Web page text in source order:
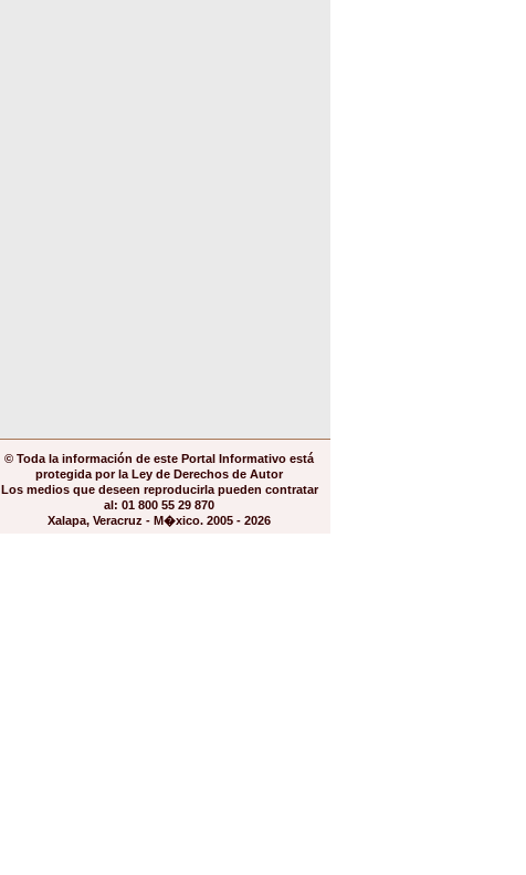
© Toda la información de este Portal Informativo está
protegida por la Ley de Derechos de Autor
Los medios que deseen reproducirla pueden contratar
al: 01 800 55 29 870
Xalapa, Veracruz - M�xico. 2005 - 2026